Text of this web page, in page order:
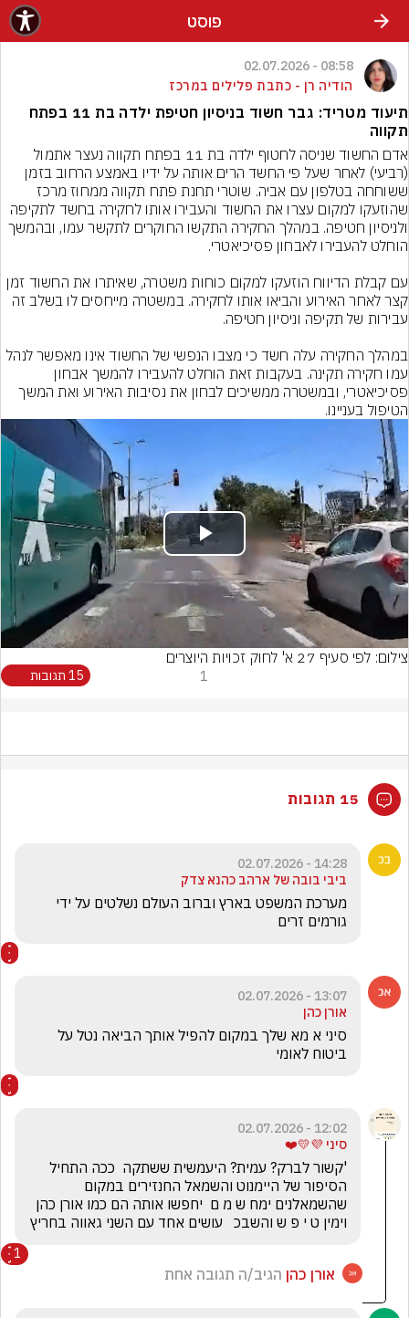
פוסט
08:58 - 02.07.2026
הודיה רן - כתבת פלילים במרכז
תיעוד מטריד: גבר חשוד בניסיון חטיפת ילדה בת 11 בפתח
תקווה
אדם החשוד שניסה לחטוף ילדה בת 11 בפתח תקווה נעצר אתמול
ששוחחה בטלפון עם אביה. שוטרי תחנת פתח תקווה ממחוז מרכז
במהלך החקירה עלה חשד כי מצבו הנפשי של החשוד אינו מאפשר לנהל
פסיכיאטרי, ובמשטרה ממשיכים לבחון את נסיבות האירוע ואת המשך
הטיפול בעניינו.
Play
Video
צילום: לפי סעיף 27 א' לחוק זכויות היוצרים
1 15 תגובות
15 תגובות
14:28 - 02.07.2026
ביבי בובה של ארהב כהנא צדק
גורמים זרים
13:07 - 02.07.2026
אורן כהן
ביטוח לאומי
12:02 - 02.07.2026
סיני 💜💛❤️
וימין ט י פ ש והשבכ   עושים אחד עם השני גאווה בחריץ
1
אורן כהן הגיב/ה תגובה אחת